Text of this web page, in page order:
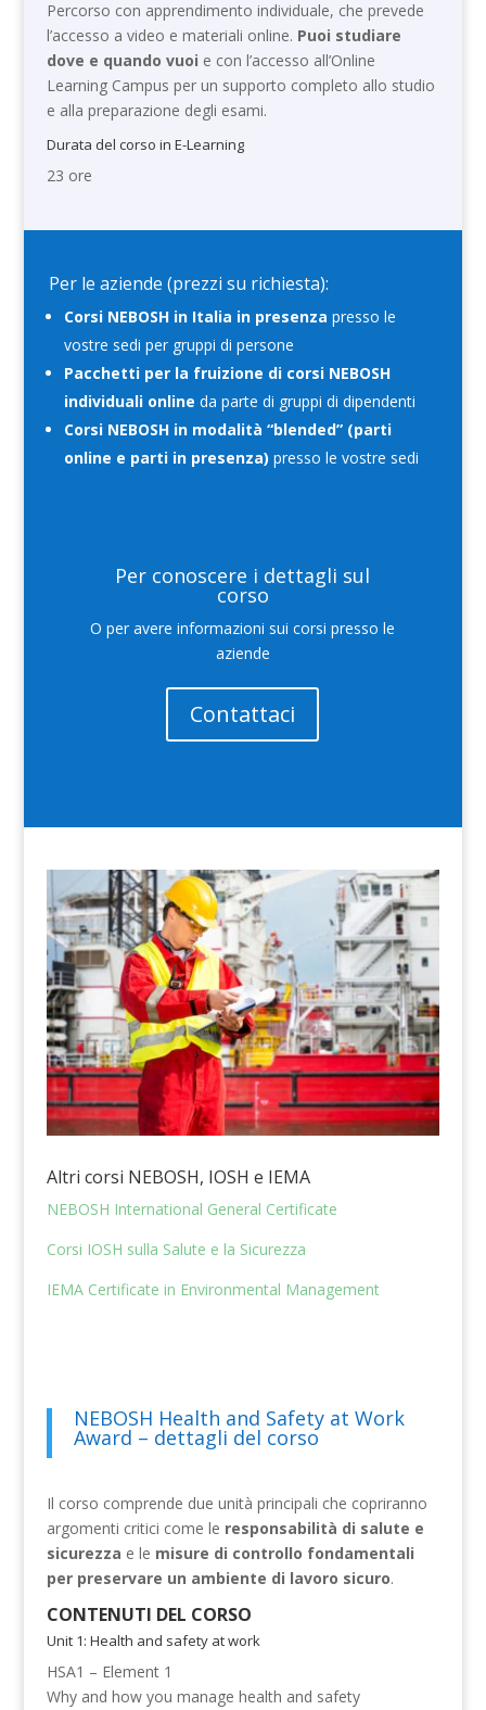
Percorso con apprendimento individuale, che prevede
l’accesso a video e materiali online. Puoi studiare
dove e quando vuoi e con l’accesso all’Online
Learning Campus per un supporto completo allo studio
e alla preparazione degli esami.
Durata del corso in E-Learning
23 ore
Per le aziende (prezzi su richiesta):
Corsi NEBOSH in Italia in presenza presso le
vostre sedi per gruppi di persone
Pacchetti per la fruizione di corsi NEBOSH
individuali online da parte di gruppi di dipendenti
Corsi NEBOSH in modalità “blended” (parti
online e parti in presenza) presso le vostre sedi
Per conoscere i dettagli sul
corso
O per avere informazioni sui corsi presso le
aziende
Contattaci
Altri corsi NEBOSH, IOSH e IEMA
NEBOSH International General Certificate
Corsi IOSH sulla Salute e la Sicurezza
IEMA Certificate in Environmental Management
NEBOSH Health and Safety at Work
Award – dettagli del corso
Il corso comprende due unità principali che copriranno
argomenti critici come le responsabilità di salute e
sicurezza e le misure di controllo fondamentali
per preservare un ambiente di lavoro sicuro.
CONTENUTI DEL CORSO
Unit 1: Health and safety at work
HSA1 – Element 1
Why and how you manage health and safety